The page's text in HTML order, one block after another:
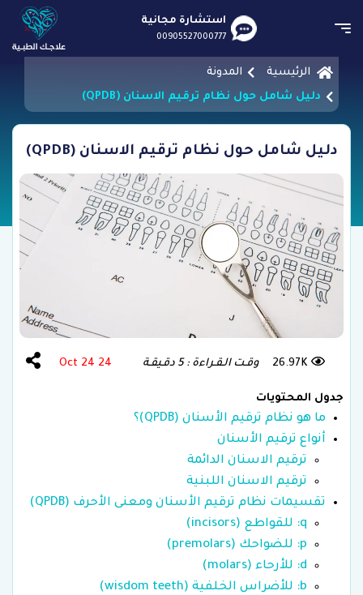
استشارة مجانية
00905527000777
الرئيسية
المدونة
دليل شامل حول نظام ترقيم الاسنان (QPDB)
دليل شامل حول نظام ترقيم الاسنان (QPDB)
26.97K وقـت الـقـراءة : 5 دقـيقـة 24 Oct 24
جدول المحتويات
ما هو نظام ترقيم الأسنان (QPDB)؟
أنواع ترقيم الأسنان
ترقيم الاسنان الدائمة
ترقيم الاسنان اللبنية
تقسيمات نظام ترقيم الأسنان ومعنى الأحرف (QPDB)
q: للقواطع (incisors)
p: للضواحك (premolars)
d: للأرحاء (molars)
b: للأضراس الخلفية (wisdom teeth)